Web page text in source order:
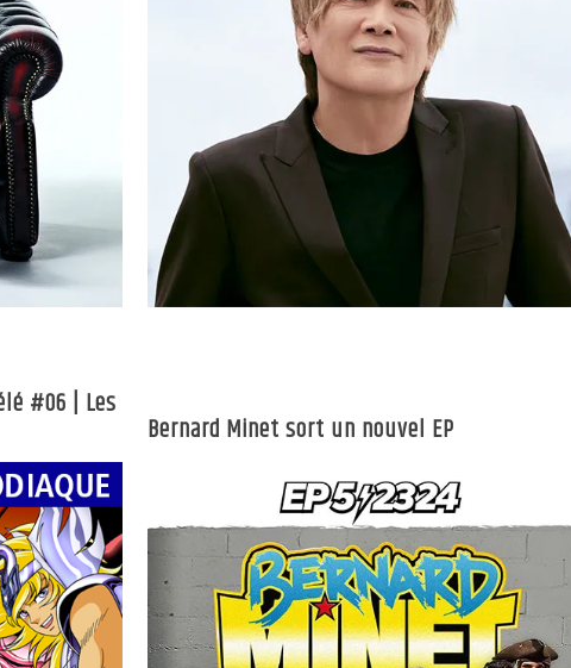
#06 | Les
Bernard Minet sort un nouvel EP